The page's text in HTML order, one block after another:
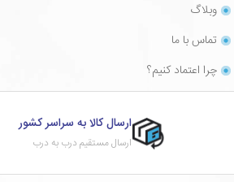
وبلاگ
تماس با ما
چرا اعتماد کنیم؟
ارسال کالا به سراسر کشور
ارسال مستقیم درب به درب